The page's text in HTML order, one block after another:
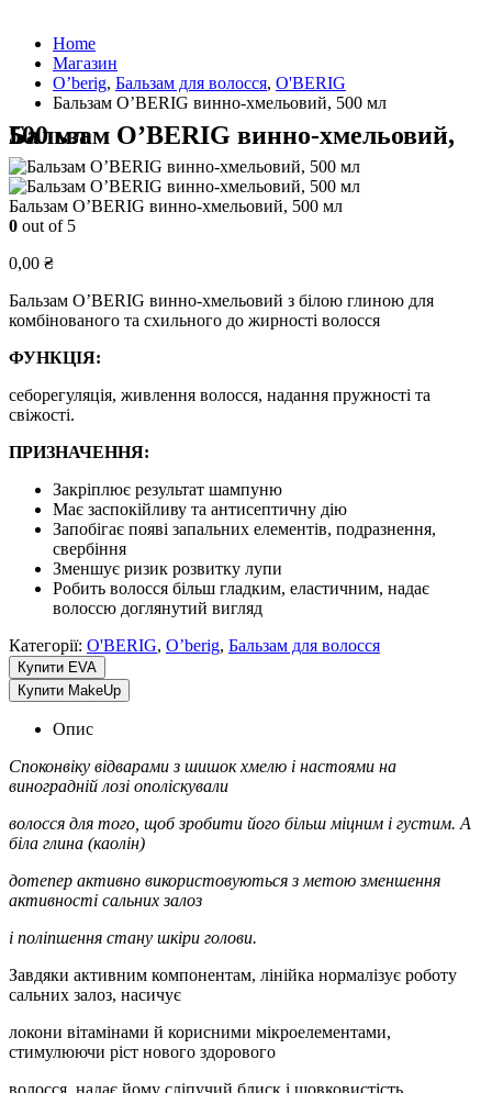
Home
Магазин
O’berig, Бальзам для волосся, O'BERIG
Бальзам O’BERIG винно-хмельовий, 500 мл
Бальзам O’BERIG винно-хмельовий, 500 мл
Бальзам O’BERIG винно-хмельовий, 500 мл
0 out of 5
0,00 ₴
Бальзам O’BERIG винно-хмельовий з білою глиною для
комбінованого та схильного до жирності волосся
ФУНКЦІЯ:
себорегуляція, живлення волосся, надання пружності та
свіжості.
ПРИЗНАЧЕННЯ:
Закріплює результат шампуню
Має заспокійливу та антисептичну дію
Запобігає появі запальних елементів, подразнення,
свербіння
Зменшує ризик розвитку лупи
Робить волосся більш гладким, еластичним, надає
волоссю доглянутий вигляд
Категорії: O'BERIG, O’berig, Бальзам для волосся
Купити EVA
Купити MakeUp
Опис
Споконвіку відварами з шишок хмелю і настоями на
виноградній лозі ополіскували
волосся для того, щоб зробити його більш міцним і густим. А
біла глина (каолін)
дотепер активно використовуються з метою зменшення
активності сальних залоз
і поліпшення стану шкіри голови.
Завдяки активним компонентам, лінійка нормалізує роботу
сальних залоз, насичує
локони вітамінами й корисними мікроелементами,
стимулюючи ріст нового здорового
волосся, надає йому сліпучий блиск і шовковистість,